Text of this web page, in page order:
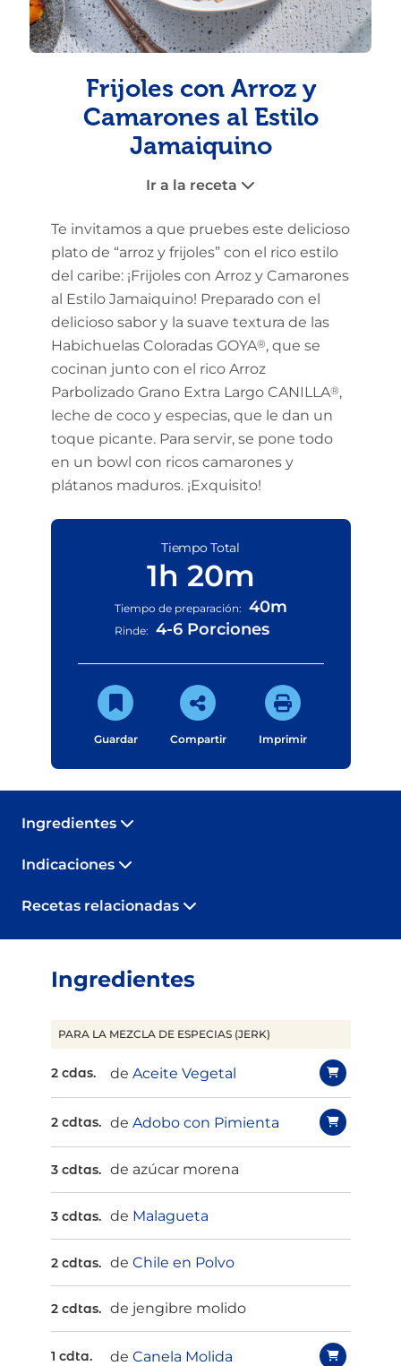
Frijoles con Arroz y
Camarones al Estilo
Jamaiquino
Ir a la receta
Te invitamos a que pruebes este delicioso
plato de “arroz y frijoles” con el rico estilo
del caribe: ¡Frijoles con Arroz y Camarones
al Estilo Jamaiquino! Preparado con el
delicioso sabor y la suave textura de las
Habichuelas Coloradas GOYA®, que se
cocinan junto con el rico Arroz
Parbolizado Grano Extra Largo CANILLA®,
leche de coco y especias, que le dan un
toque picante. Para servir, se pone todo
en un bowl con ricos camarones y
plátanos maduros. ¡Exquisito!
Tiempo Total
1h 20m
Tiempo de preparación: 40m
Rinde: 4-6 Porciones
Guardar Compartir Imprimir
Ingredientes
Indicaciones
Recetas relacionadas
Ingredientes
PARA LA MEZCLA DE ESPECIAS (JERK)
2 cdas. de Aceite Vegetal
2 cdtas. de Adobo con Pimienta
3 cdtas. de azúcar morena
3 cdtas. de Malagueta
2 cdtas. de Chile en Polvo
2 cdtas. de jengibre molido
1 cdta. de Canela Molida